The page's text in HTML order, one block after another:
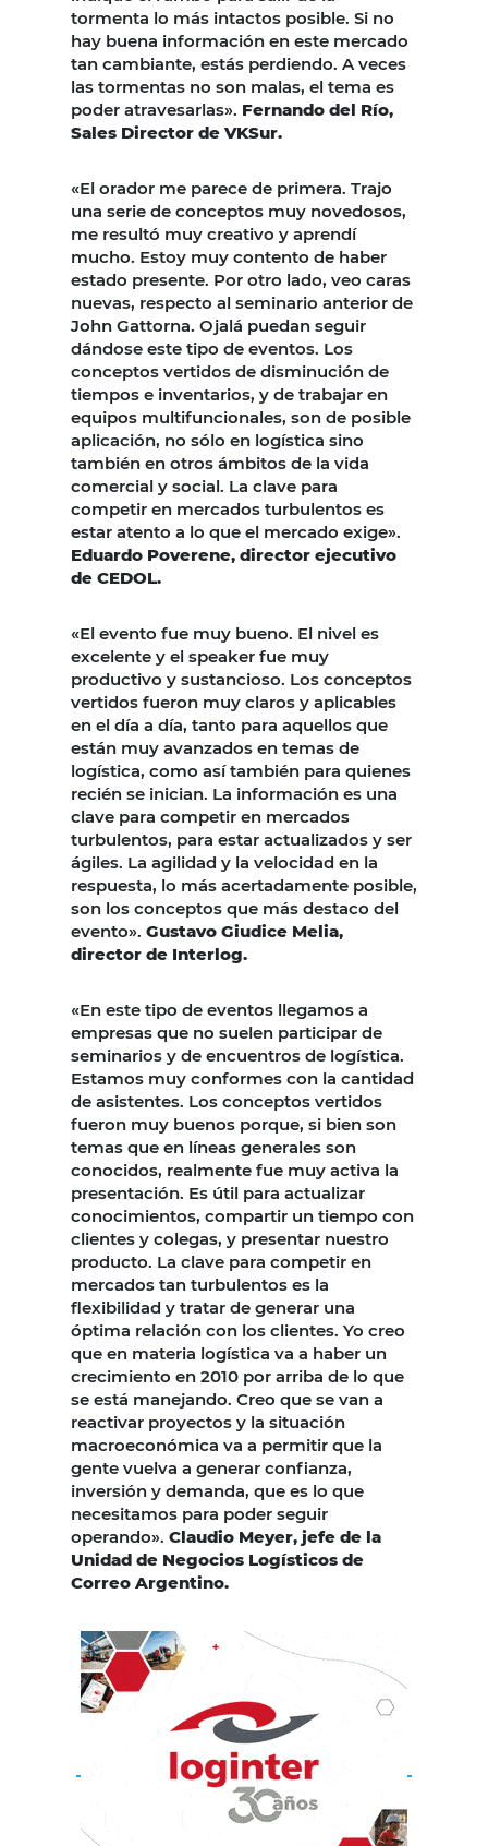
tormenta lo más intactos posible. Si no
hay buena información en este mercado
tan cambiante, estás perdiendo. A veces
las tormentas no son malas, el tema es
poder atravesarlas». Fernando del Río,
Sales Director de VKSur.
«El orador me parece de primera. Trajo
una serie de conceptos muy novedosos,
me resultó muy creativo y aprendí
mucho. Estoy muy contento de haber
estado presente. Por otro lado, veo caras
nuevas, respecto al seminario anterior de
John Gattorna. Ojalá puedan seguir
dándose este tipo de eventos. Los
conceptos vertidos de disminución de
tiempos e inventarios, y de trabajar en
equipos multifuncionales, son de posible
aplicación, no sólo en logística sino
también en otros ámbitos de la vida
comercial y social. La clave para
competir en mercados turbulentos es
estar atento a lo que el mercado exige».
Eduardo Poverene, director ejecutivo
de CEDOL.
«El evento fue muy bueno. El nivel es
excelente y el speaker fue muy
productivo y sustancioso. Los conceptos
vertidos fueron muy claros y aplicables
en el día a día, tanto para aquellos que
están muy avanzados en temas de
logística, como así también para quienes
recién se inician. La información es una
clave para competir en mercados
turbulentos, para estar actualizados y ser
ágiles. La agilidad y la velocidad en la
respuesta, lo más acertadamente posible,
son los conceptos que más destaco del
evento». Gustavo Giudice Melia,
director de Interlog.
«En este tipo de eventos llegamos a
empresas que no suelen participar de
seminarios y de encuentros de logística.
Estamos muy conformes con la cantidad
de asistentes. Los conceptos vertidos
fueron muy buenos porque, si bien son
temas que en líneas generales son
conocidos, realmente fue muy activa la
presentación. Es útil para actualizar
conocimientos, compartir un tiempo con
clientes y colegas, y presentar nuestro
producto. La clave para competir en
mercados tan turbulentos es la
flexibilidad y tratar de generar una
óptima relación con los clientes. Yo creo
que en materia logística va a haber un
crecimiento en 2010 por arriba de lo que
se está manejando. Creo que se van a
reactivar proyectos y la situación
macroeconómica va a permitir que la
gente vuelva a generar confianza,
inversión y demanda, que es lo que
necesitamos para poder seguir
operando». Claudio Meyer, jefe de la
Unidad de Negocios Logísticos de
Correo Argentino.